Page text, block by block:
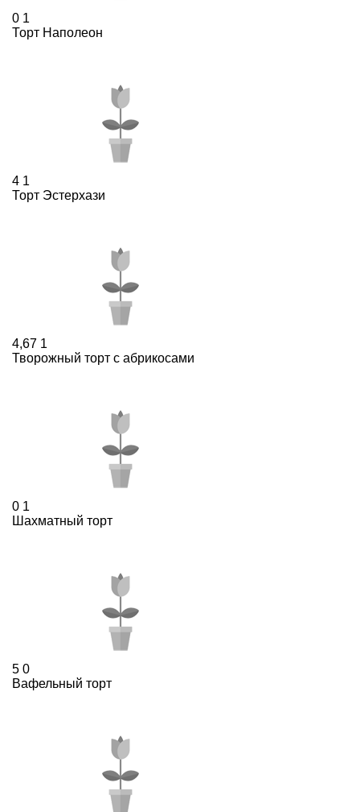
0 1
Торт Наполеон
4 1
Торт Эстерхази
4,67 1
Творожный торт с абрикосами
0 1
Шахматный торт
5 0
Вафельный торт